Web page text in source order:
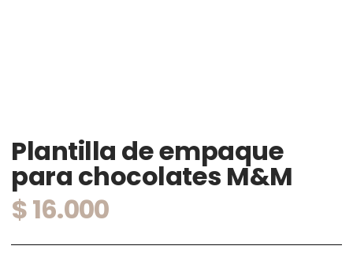
Plantilla de empaque
para chocolates M&M
$16.000